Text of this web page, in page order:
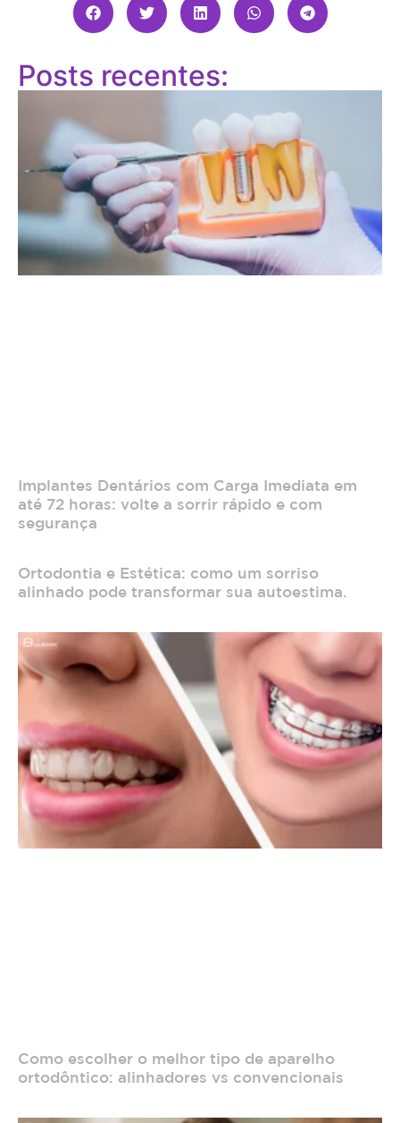
Posts recentes:
Implantes Dentários com Carga Imediata em
até 72 horas: volte a sorrir rápido e com
segurança
Ortodontia e Estética: como um sorriso
alinhado pode transformar sua autoestima.
Como escolher o melhor tipo de aparelho
ortodôntico: alinhadores vs convencionais